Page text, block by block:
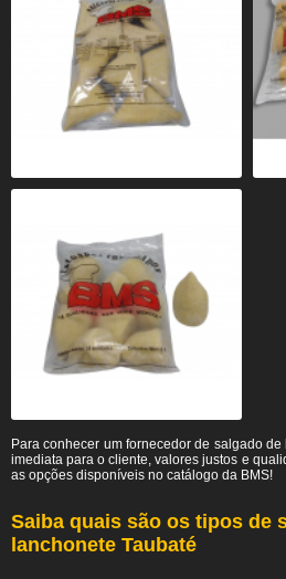
Para conhecer um fornecedor de salgado de
imediata para o cliente, valores justos e
as opções disponíveis no catálogo da BMS!
Saiba quais são os tipos de
lanchonete Taubaté